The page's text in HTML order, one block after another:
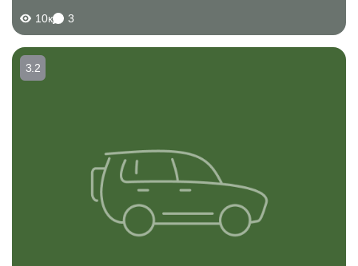
что зимой на ней ездить достаточно здорово, не боится
снежных наносов, хорошо...
10к 3
3.2